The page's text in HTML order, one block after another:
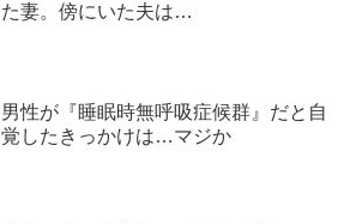
た妻。傍にいた夫は…
男性が『睡眠時無呼吸症候群』だと自
覚したきっかけは…マジか